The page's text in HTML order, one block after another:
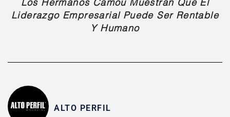
Los Hermanos Camou Muestran Que El
Liderazgo Empresarial Puede Ser Rentable
Y Humano
ALTO PERFIL